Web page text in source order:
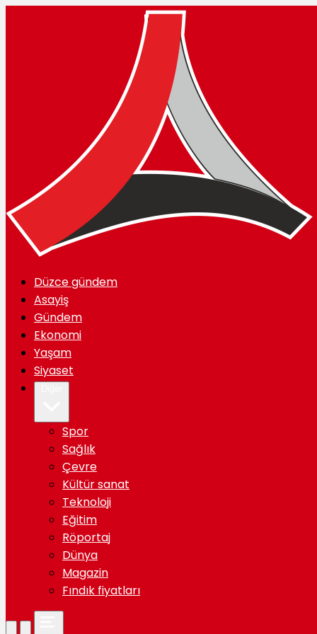
Düzce gündem
Asayiş
Gündem
Ekonomi
Yaşam
Siyaset
Spor
Sağlık
Çevre
Kültür sanat
Teknoloji
Eğitim
Röportaj
Dünya
Magazin
Fındık fiyatları